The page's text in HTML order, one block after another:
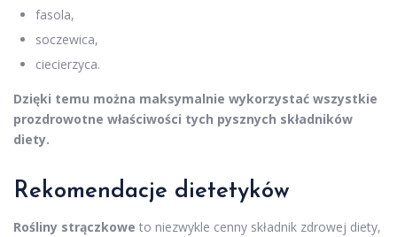
fasola,
soczewica,
ciecierzyca.
Dzięki temu można maksymalnie wykorzystać wszystkie
prozdrowotne właściwości tych pysznych składników
diety.
Rekomendacje dietetyków
Rośliny strączkowe to niezwykle cenny składnik zdrowej diety,